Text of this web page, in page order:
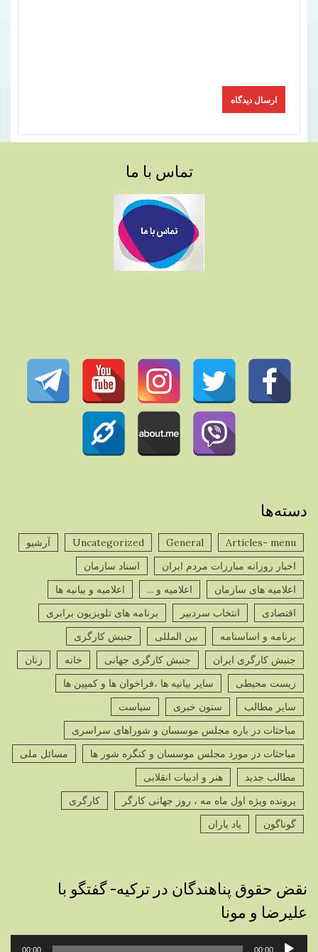
تماس با ما
دسته‌ها
Articles- menu
General
Uncategorized
آرشیو
اخبار روزانه مبارزات مردم ایران
اسناد سازمان
اعلامیه های سازمان
اعلامیه و ...
اعلامیه و بیانیه ها
اقتصادی
انتخاب سردبیر
برنامه های تلویزیون برابری
برنامه و اساسنامه
بین المللی
جنبش کارگری
جنبش کارگری ایران
جنبش کارگری جهانی خانه
زنان
زیست محیطی
سایر بیانیه ها ،فراخوان ها و کمپین ها
سایر مطالب
ستون خبری
سیاست
مباحثات در باره مجلس موسسان و شوراهای سراسری
مباحثات در مورد مجلس موسسان و کنگره شور ها
مسائل ملی
مطالب جدید
هنر و ادبیات انقلابی
پرونده ویژه اول ماه مه ، روز جهانی کارگر
کارگری
گوناگون
یاد یاران
نقض حقوق پناهندگان در ترکیه- گفتگو با
علیرضا و مونا
پخش‌کننده
00:00
00:00